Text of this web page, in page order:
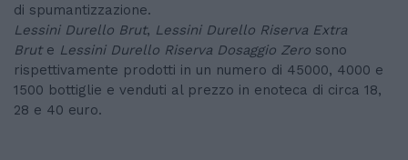
di spumantizzazione.
Lessini Durello Brut, Lessini Durello Riserva Extra
Brute Lessini Durello Riserva Dosaggio Zero sono
rispettivamente prodotti in un numero di 45000, 4000 e
1500 bottiglie e venduti al prezzo in enoteca di circa 18,
28 e 40 euro.